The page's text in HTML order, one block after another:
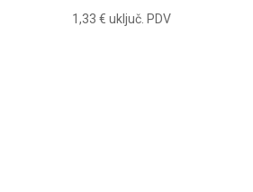
1,33€ uključ. PDV